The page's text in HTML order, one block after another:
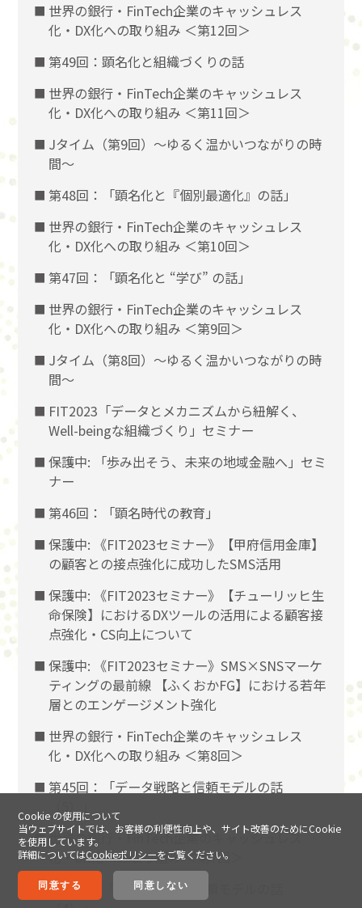
世界の銀行・FinTech企業のキャッシュレス
化・DX化への取り組み ＜第12回＞
第49回：顕名化と組織づくりの話
世界の銀行・FinTech企業のキャッシュレス
化・DX化への取り組み ＜第11回＞
Jタイム（第9回）～ゆるく温かいつながりの時
間～
第48回：「顕名化と『個別最適化』の話」
世界の銀行・FinTech企業のキャッシュレス
化・DX化への取り組み ＜第10回＞
第47回：「顕名化と “学び” の話」
世界の銀行・FinTech企業のキャッシュレス
化・DX化への取り組み ＜第9回＞
Jタイム（第8回）～ゆるく温かいつながりの時
間～
FIT2023「データとメカニズムから紐解く、
Well-beingな組織づくり」セミナー
保護中: 「歩み出そう、未来の地域金融へ」セミ
ナー
第46回：「顕名時代の教育」
保護中: 《FIT2023セミナー》【甲府信用金庫】
の顧客との接点強化に成功したSMS活用
保護中: 《FIT2023セミナー》【チューリッヒ生
命保険】におけるDXツールの活用による顧客接
点強化・CS向上について
保護中: 《FIT2023セミナー》SMS×SNSマーケ
ティングの最前線 【ふくおかFG】における若年
層とのエンゲージメント強化
世界の銀行・FinTech企業のキャッシュレス
化・DX化への取り組み ＜第8回＞
第45回：「データ戦略と信頼モデルの話
世界の銀行・FinTech企業のキャッシュレス
化・DX化への取り組み ＜第7回＞
第44回：「データ戦略と信頼モデルの話
Cookie の使用について
当ウェブサイトでは、お客様の利便性向上や、サイト改善のためにCookie
を使用しています。
詳細についてはCookieポリシーをご覧ください。
同意する 同意しない